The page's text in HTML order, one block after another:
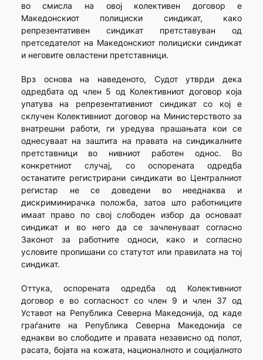
во смисла на овој колективен договор е
Македонскиот полициски синдикат, како
репрезентативен синдикат претставуван од
претседателот на Македонскиот полициски синдикат
и неговите овластени претставници.
Врз основа на наведеното, Судот утврди дека
одредбата од член 5 од Колективниот договор која
упатува на репрезентативниот синдикат со кој е
склучен Колективниот договор на Министерството за
внатрешни работи, ги уредува прашањата кои се
однесуваат на заштита на правата на синдикалните
претставници во нивниот работен однос. Во
конкретниот случај, со оспорената одредба
останатите регистрирани синдикати во Централниот
регистар не се доведени во нееднаква и
дискриминирачка положба, затоа што работниците
имаат право по свој слободен избор да основаат
синдикат и во него да се зачленуваат согласно
Законот за работните односи, како и согласно
условите пропишани со статутот или правилата на тој
синдикат.
Оттука, оспорената одредба од Колективниот
договор е во согласност со член 9 и член 37 од
Уставот на Република Северна Македонија, од каде
граѓаните на Република Северна Македонија се
еднакви во слободите и правата независно од полот,
расата, бојата на кожата, националното и социјалното